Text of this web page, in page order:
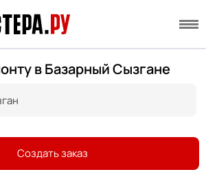
в Базарный Сызгане
Создать заказ